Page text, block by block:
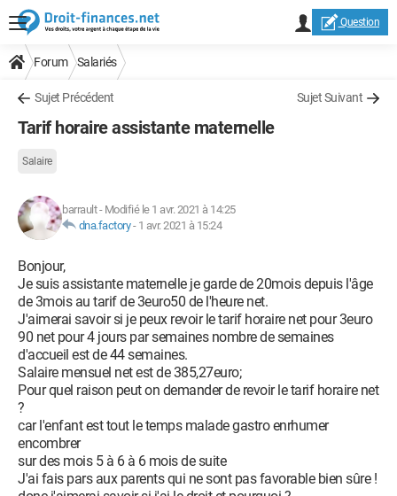
Question
Forum Salariés
Sujet Précédent Sujet Suivant
Tarif horaire assistante maternelle
Salaire
barrault- Modifié le 1 avr. 2021 à 14:25
dna.factory- 1 avr. 2021 à 15:24
Bonjour,
Je suis assistante maternelle je garde de 20mois depuis l'âge
de 3mois au tarif de 3euro50 de l'heure net.
J'aimerai savoir si je peux revoir le tarif horaire net pour 3euro
90 net pour 4 jours par semaines nombre de semaines
d'accueil est de 44 semaines.
Salaire mensuel net est de 385,27euro;
Pour quel raison peut on demander de revoir le tarif horaire net
?
car l'enfant est tout le temps malade gastro enrhumer
encombrer
sur des mois 5 à 6 à 6 mois de suite
J'ai fais pars aux parents qui ne sont pas favorable bien sûre !